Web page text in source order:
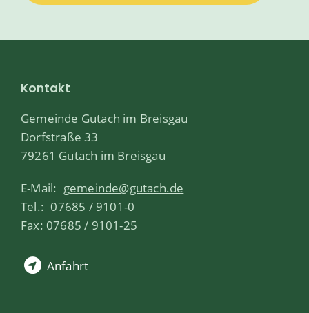
Kontakt
Gemeinde Gutach im Breisgau
Dorfstraße 33
79261 Gutach im Breisgau
E-Mail: gemeinde@gutach.de
Tel.: 07685 / 9101-0
Fax: 07685 / 9101-25
Anfahrt